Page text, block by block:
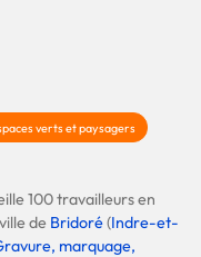
verts et paysagers
100 travailleurs en
de Bridoré(Indre-et-
marquage,